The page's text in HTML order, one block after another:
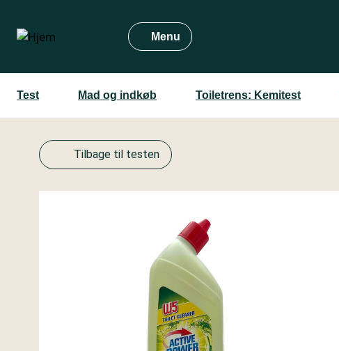
hovedindhold
Menu
Test Mad og indkøb Toiletrens: Kemitest
Tilbage til testen